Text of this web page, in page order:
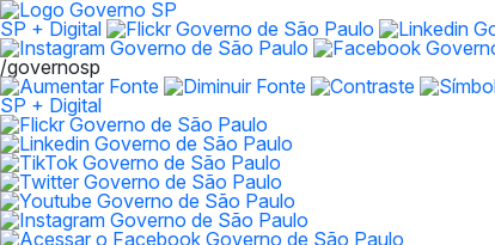
SP + Digital
/governosp
SP + Digital